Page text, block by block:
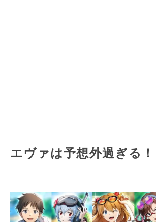
エヴァは予想外過ぎる！